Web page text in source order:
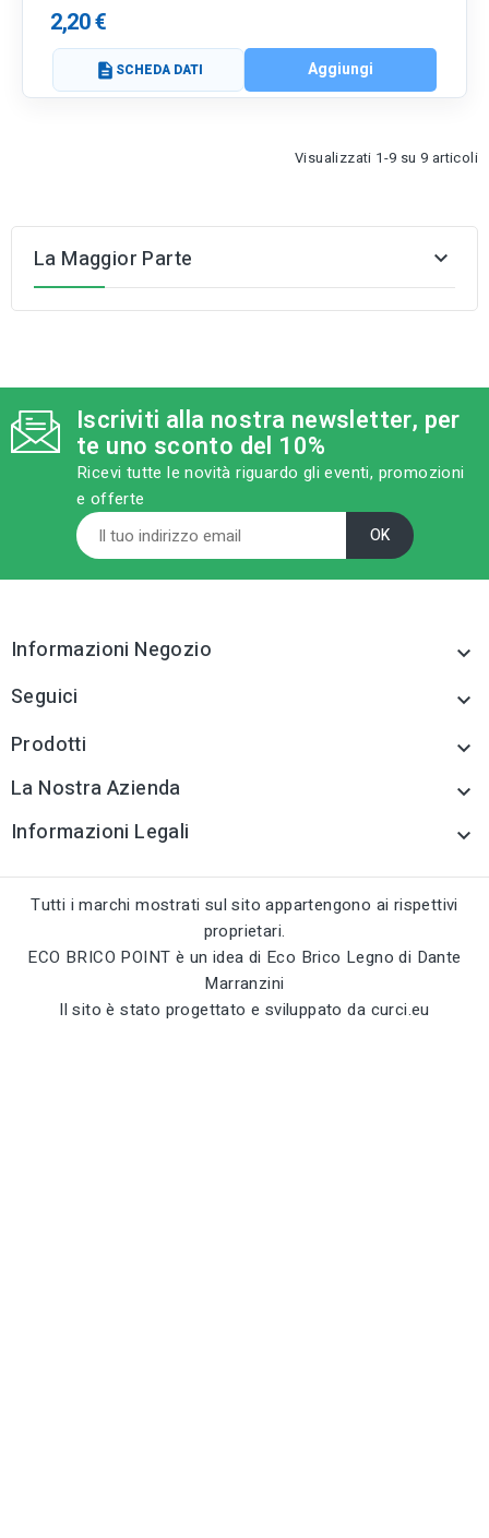
2,20 €
description SCHEDA DATI Aggiungi
Visualizzati 1-9 su 9 articoli
La Maggior Parte 
Iscriviti alla nostra newsletter, per
te uno sconto del 10%
Ricevi tutte le novità riguardo gli eventi, promozioni
e offerte
Informazioni Negozio 
Seguici 
Prodotti 
La Nostra Azienda 
Informazioni Legali 
Tutti i marchi mostrati sul sito appartengono ai rispettivi
proprietari.
ECO BRICO POINT è un idea di Eco Brico Legno di Dante
Marranzini
Il sito è stato progettato e sviluppato da curci.eu